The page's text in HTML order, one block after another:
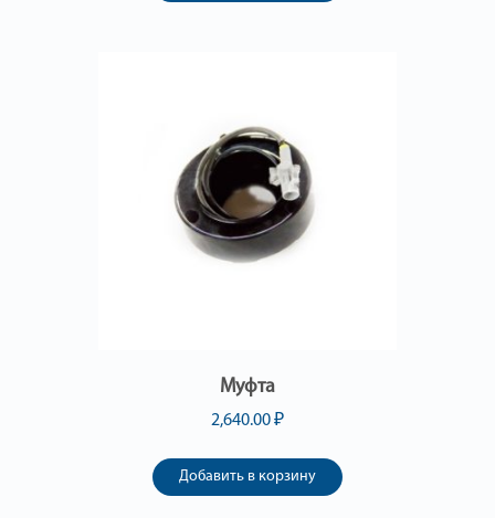
Муфта
2,640.00₽
Добавить в корзину